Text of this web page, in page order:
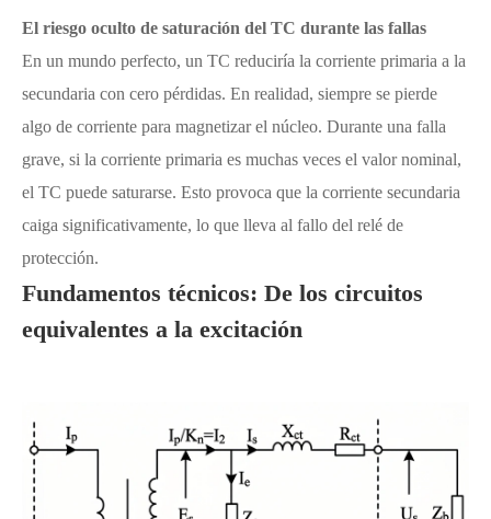
El riesgo oculto de saturación del TC durante las fallas
En un mundo perfecto, un TC reduciría la corriente primaria a la
secundaria con cero pérdidas. En realidad, siempre se pierde
algo de corriente para magnetizar el núcleo. Durante una falla
grave, si la corriente primaria es muchas veces el valor nominal,
el TC puede saturarse. Esto provoca que la corriente secundaria
caiga significativamente, lo que lleva al fallo del relé de
protección.
Fundamentos técnicos: De los circuitos
equivalentes a la excitación